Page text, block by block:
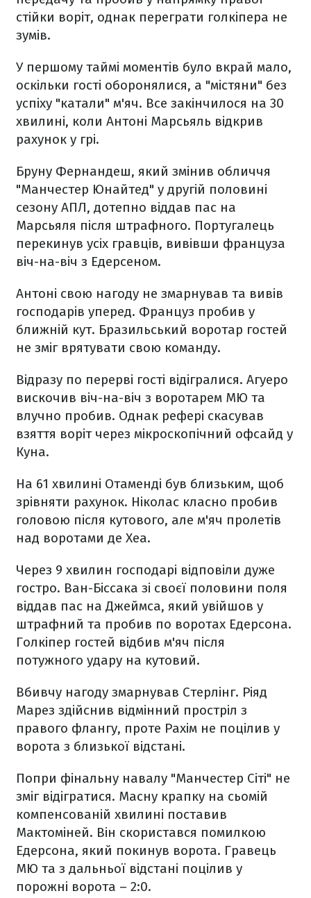
стійки воріт, однак переграти голкіпера не
зумів.
У першому таймі моментів було вкрай мало,
оскільки гості оборонялися, а "містяни" без
успіху "катали" м'яч. Все закінчилося на 30
хвилині, коли Антоні Марсьяль відкрив
рахунок у грі.
Бруну Фернандеш, який змінив обличчя
"Манчестер Юнайтед" у другій половині
сезону АПЛ, дотепно віддав пас на
Марсьяля після штрафного. Португалець
перекинув усіх гравців, вивівши француза
віч-на-віч з Едерсеном.
Антоні свою нагоду не змарнував та вивів
господарів уперед. Француз пробив у
ближній кут. Бразильський воротар гостей
не зміг врятувати свою команду.
Відразу по перерві гості відігралися. Агуеро
вискочив віч-на-віч з воротарем МЮ та
влучно пробив. Однак рефері скасував
взяття воріт через мікроскопічний офсайд у
Куна.
На 61 хвилині Отаменді був близьким, щоб
зрівняти рахунок. Ніколас класно пробив
головою після кутового, але м'яч пролетів
над воротами де Хеа.
Через 9 хвилин господарі відповіли дуже
гостро. Ван-Біссака зі своєї половини поля
віддав пас на Джеймса, який увійшов у
штрафний та пробив по воротах Едерсона.
Голкіпер гостей відбив м'яч після
потужного удару на кутовий.
Вбивчу нагоду змарнував Стерлінг. Ріяд
Марез здійснив відмінний простріл з
правого флангу, проте Рахім не поцілив у
ворота з близької відстані.
Попри фінальну навалу "Манчестер Сіті" не
зміг відігратися. Масну крапку на сьомій
компенсованій хвилині поставив
Мактоміней. Він скористався помилкою
Едерсона, який покинув ворота. Гравець
МЮ та з дальньої відстані поцілив у
порожні ворота – 2:0.